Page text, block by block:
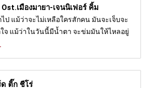
Ost.เมืองมายา-เจนนิเฟอร์ คิ้ม
ป แม้ว่าจะไม่เหลือใครสักคน มันจะเจ็บจะ
แม้ว่าในวันนี้มีน้ำตา จะข่มมันให้ไหลอยู่
ด ติ๊ก ชีโร่